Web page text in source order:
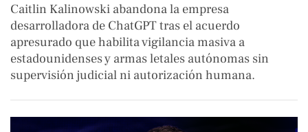
Caitlin Kalinowski abandona la empresa
desarrolladora de ChatGPT tras el acuerdo
apresurado que habilita vigilancia masiva a
estadounidenses y armas letales autónomas sin
supervisión judicial ni autorización humana.